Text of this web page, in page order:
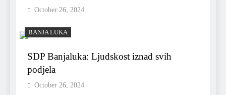
October 26, 2024
BANJA LUKA
SDP Banjaluka: Ljudskost iznad svih
podjela
October 26, 2024